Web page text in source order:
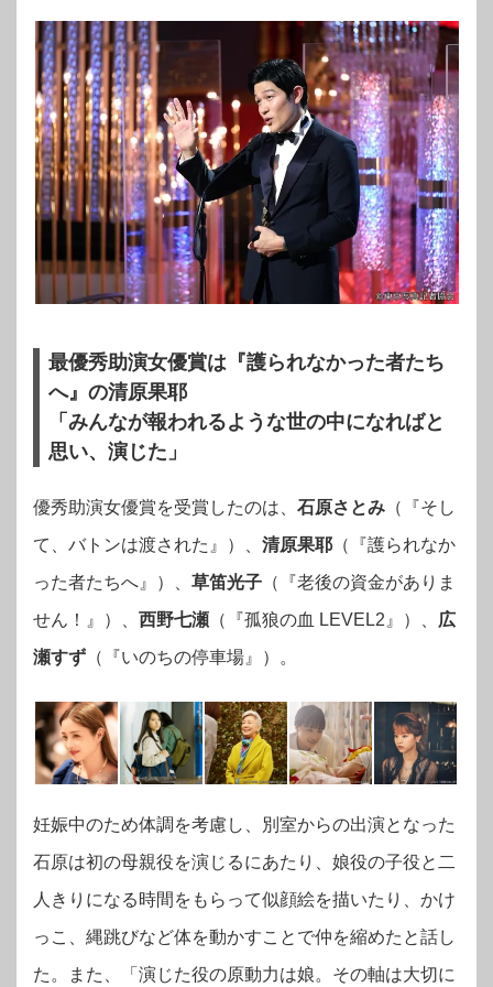
最優秀助演女優賞は『護られなかった者たち
へ』の清原果耶
「みんなが報われるような世の中になればと
思い、演じた」
優秀助演女優賞を受賞したのは、 石原さとみ （『そし
て、バトンは渡された』）、 清原果耶 （『護られなか
った者たちへ』）、 草笛光子 （『老後の資金がありま
せん！』）、 西野七瀬 （『孤狼の血 LEVEL2』）、 広
瀬すず （『いのちの停車場』）。
妊娠中のため体調を考慮し、別室からの出演となった
石原は初の母親役を演じるにあたり、娘役の子役と二
人きりになる時間をもらって似顔絵を描いたり、かけ
っこ、縄跳びなど体を動かすことで仲を縮めたと話し
た。また、「演じた役の原動力は娘。その軸は大切に